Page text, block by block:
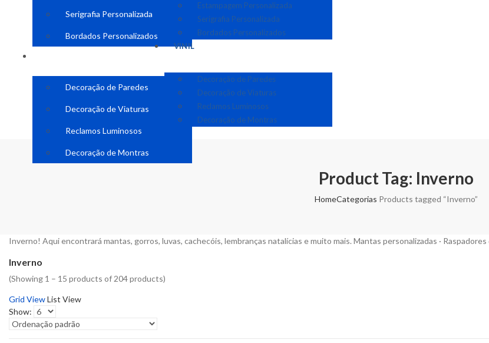
Serigrafia Personalizada
Bordados Personalizados
Decoração de Paredes
Decoração de Viaturas
Reclamos Luminosos
Decoração de Montras
Estampagem Personalizada
Serigrafia Personalizada
Bordados Personalizados
VINIL
Decoração de Paredes
Decoração de Viaturas
Reclamos Luminosos
Decoração de Montras
Product Tag: Inverno
HomeCategorias Products tagged “Inverno”
Inverno! Aqui encontrará mantas, gorros, luvas, cachecóis, lembranças natalícias e muito mais. Mantas personalizadas · Raspadores
Inverno
(Showing 1 – 15 products of 204 products)
Grid ViewList View
Show: